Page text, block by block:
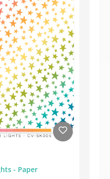
- Paper